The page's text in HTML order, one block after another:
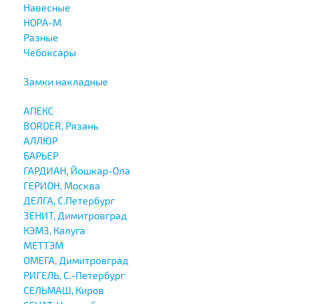
Навесные
НОРА-М
Разные
Чебоксары
Замки накладные
АПЕКС
BORDER, Рязань
АЛЛЮР
БАРЬЕР
ГАРДИАН, Йошкар-Ола
ГЕРИОН, Москва
ДЕЛГА, С.Петербург
ЗЕНИТ, Димитровград
КЭМЗ, Калуга
МЕТТЭМ
ОМЕГА, Димитровград
РИГЕЛЬ, С.-Петербург
СЕЛЬМАШ, Киров